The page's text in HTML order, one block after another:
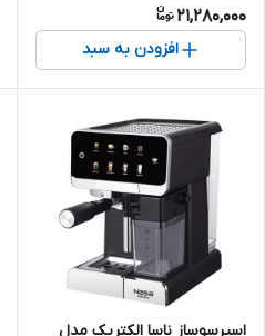
21,280,000
افزودن به سبد
اسپرسوساز ناسا الکتریک مدل